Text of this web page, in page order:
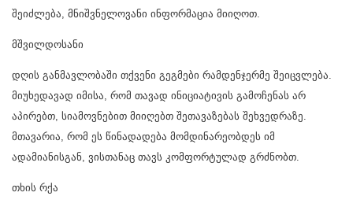
შეიძლება, მნიშვნელოვანი ინფორმაცია მიიღოთ.
მშვილდოსანი
დღის განმავლობაში თქვენი გეგმები რამდენჯერმე შეიცვლება.
მიუხედავად იმისა, რომ თავად ინიციატივის გამოჩენას არ
აპირებთ, სიამოვნებით მიიღებთ შეთავაზებას შეხვედრაზე.
მთავარია, რომ ეს წინადადება მომდინარეობდეს იმ
ადამიანისგან, ვისთანაც თავს კომფორტულად გრძნობთ.
თხის რქა